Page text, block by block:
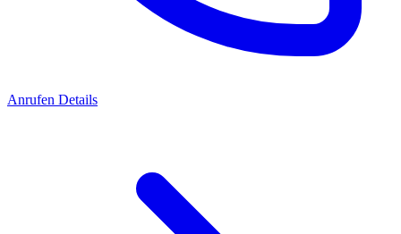
Anrufen Details